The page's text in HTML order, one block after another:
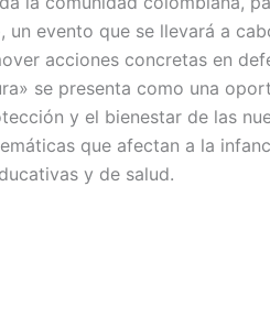
, un evento que se llevará a
acciones concretas en
se presenta como una
y el bienestar de las
que afectan a la
y de salud.